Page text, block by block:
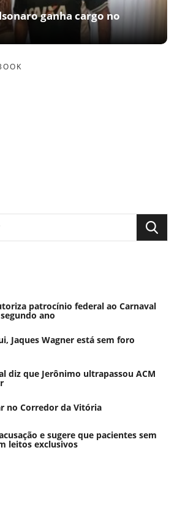
ganha cargo no
patrocínio federal ao Carnaval
ano
Jaques Wagner está sem foro
diz que Jerônimo ultrapassou ACM
no Corredor da Vitória
e sugere que pacientes sem
leitos exclusivos